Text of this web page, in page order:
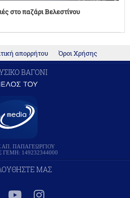
στο παζάρι Βελεστίνου
απορρήτου Όροι Χρήσης
ΒΑΓΟΝΙ
ΑΠ. ΠΑΠΑΓΕΩΡΓΙΟΥ
ΓΕΜΗ: 149232344000
ΜΑΣ